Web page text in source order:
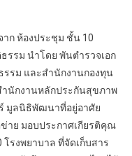
าก ห้องประชุม ชั้น 10
รรม นำโดย พันตำรวจเอก
รรม และสำนักงานกองทุน
นักงานหลักประกันสุขภาพ
มูลนิธิพัฒนาที่อยู่อาศัย
าย มอบประกาศเกียรติคุณ
รงพยาบาล ที่จัดเก็บสาร